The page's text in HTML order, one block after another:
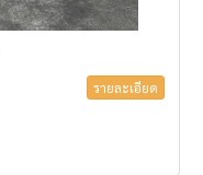
รายละเอียด